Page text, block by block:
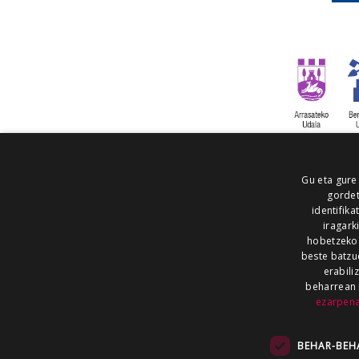
ALEA
NOAUA
Gu eta
hobetzeko.
beste
beharrean
BEHAR-